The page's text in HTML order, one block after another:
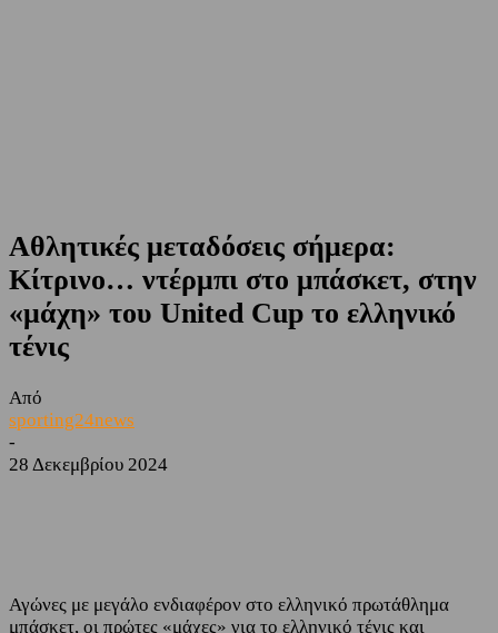
Αθλητικές μεταδόσεις σήμερα:
Κίτρινο… ντέρμπι στο μπάσκετ, στην
«μάχη» του United Cup το ελληνικό
τένις
Από
sporting24news
-
28 Δεκεμβρίου 2024
Αγώνες με μεγάλο ενδιαφέρον στο ελληνικό πρωτάθλημα
μπάσκετ, οι πρώτες «μάχες» για το ελληνικό τένις και